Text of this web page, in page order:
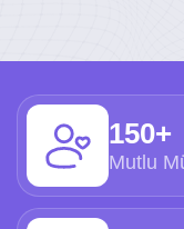
150+
Mutlu